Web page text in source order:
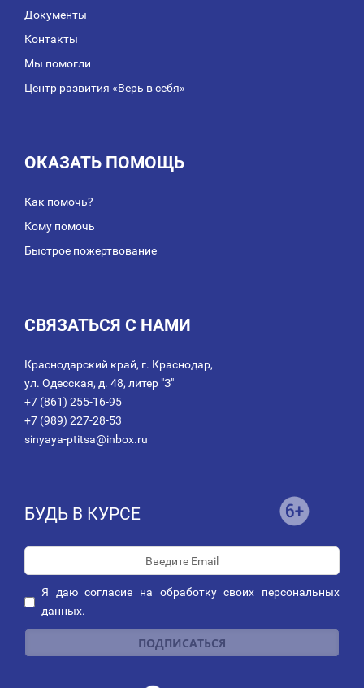
Документы
Контакты
Мы помогли
Центр развития «Верь в себя»
ОКАЗАТЬ ПОМОЩЬ
Как помочь?
Кому помочь
Быстрое пожертвование
СВЯЗАТЬСЯ С НАМИ
Краснодарский край, г. Краснодар,
ул. Одесская, д. 48, литер "З"
+7 (861) 255-16-95
+7 (989) 227-28-53
sinyaya-ptitsa@inbox.ru
БУДЬ В КУРСЕ
Я даюсогласие на обработку своих персональных
данных.